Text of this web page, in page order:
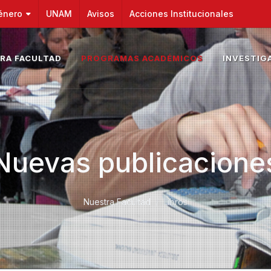
UNAM Avisos Acciones Institucionales
FACULTAD PROGRAMAS ACADÉMICOS
Nuestra Facultad Libros